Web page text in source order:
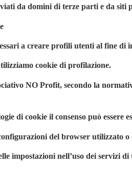
da domini di terze parti e da
a creare profili utenti al fine di
cookie di profilazione.
NO Profit, secondo la
di cookie il consenso può essere
del browser utilizzato
impostazioni nell’uso dei servizi